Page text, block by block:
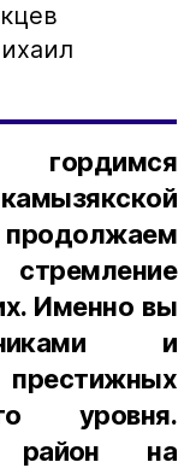
Именно вы
и
уровня.
район на